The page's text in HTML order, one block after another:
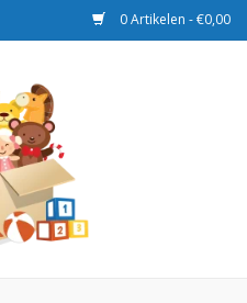
0 Artikelen - €0,00